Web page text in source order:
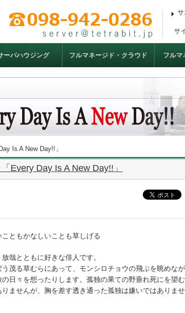
ーバハウジング フルマネージド・クラウド フルマ
サ
Is A New Day!!」
Every Day Is A New Day!!」
ともかなしいことも草しげる
哉とともに好きな俳人です。
う茂る草むらにあって、モンシロチョウの飛ぶを眺めなが
の日々を想ったりします。孤独の果ての野垂れ死にを望む
りませんが、胸を差す透き通った孤独は嫌いではありませ